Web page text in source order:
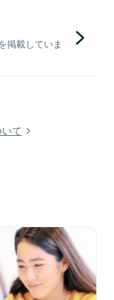
掲載していま
て